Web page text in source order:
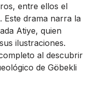
entre ellos el
Este drama narra la
Atiye, quien
ilustraciones.
al descubrir
de Göbekli